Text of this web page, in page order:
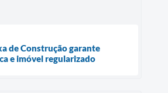
de Construção garante
e imóvel regularizado